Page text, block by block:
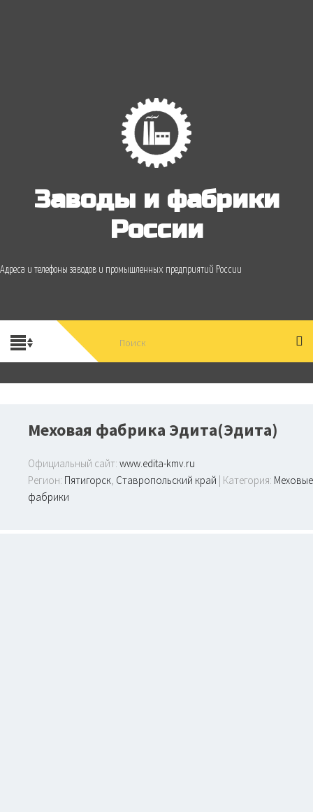
Заводы и фабрики
России
Адреса и телефоны заводов и промышленных предприятий России
Меховая фабрика Эдита(Эдита)
Официальный сайт: www.edita-kmv.ru
Регион: Пятигорск, Ставропольский край | Категория: Меховые
фабрики